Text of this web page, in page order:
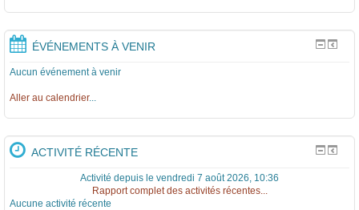
ÉVÉNEMENTS À VENIR
Aucun événement à venir
Aller au calendrier...
ACTIVITÉ RÉCENTE
Activité depuis le vendredi 7 août 2026, 10:36
Rapport complet des activités récentes...
Aucune activité récente